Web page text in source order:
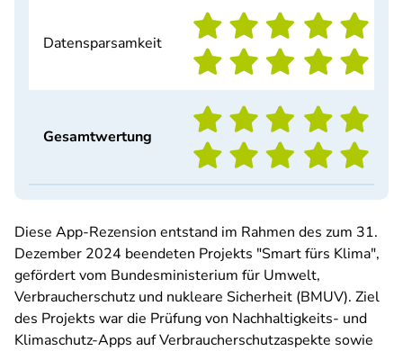
Datensparsamkeit
Gesamtwertung
Diese App-Rezension entstand im Rahmen des zum 31.
Dezember 2024 beendeten Projekts "Smart fürs Klima",
gefördert vom Bundesministerium für Umwelt,
Verbraucherschutz und nukleare Sicherheit (BMUV). Ziel
des Projekts war die Prüfung von Nachhaltigkeits- und
Klimaschutz-Apps auf Verbraucherschutzaspekte sowie